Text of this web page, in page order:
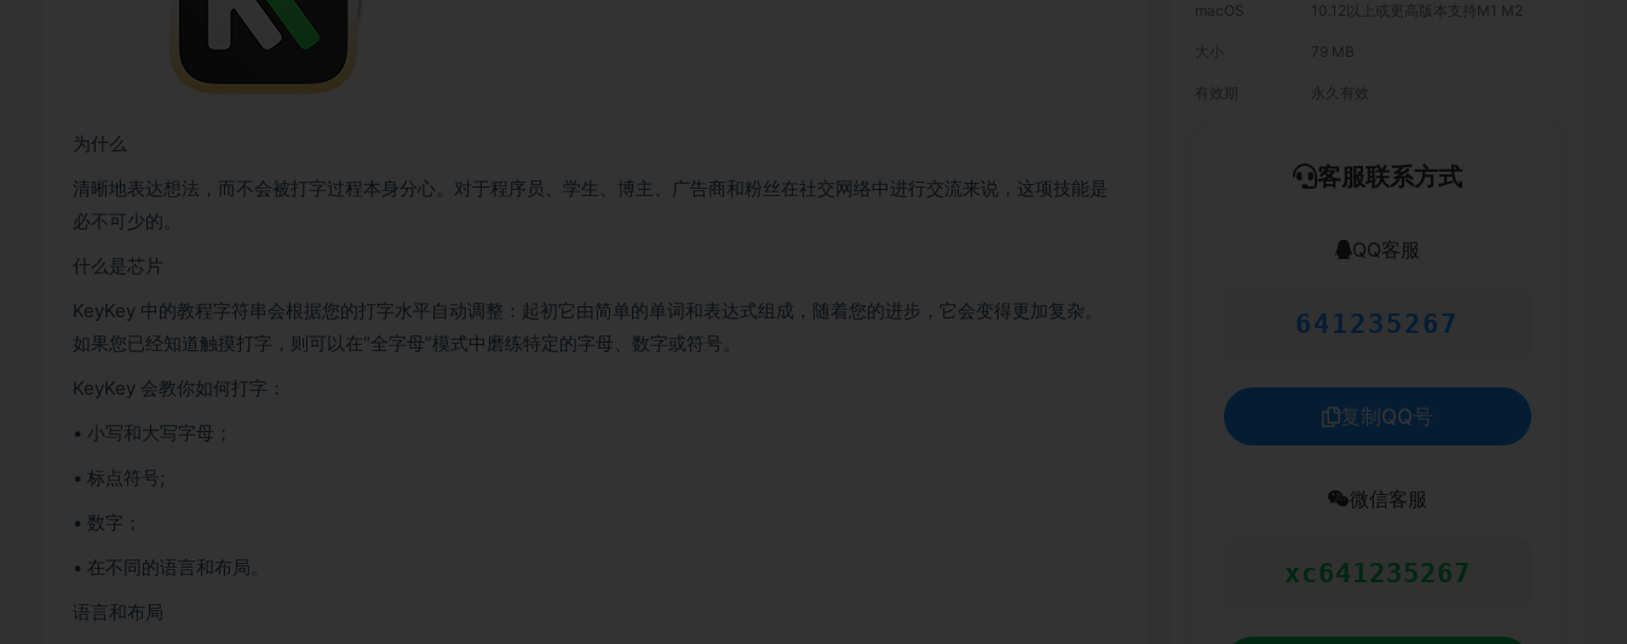
为什么
清晰地表达想法，而不会被打字过程本身分心。对于程序员、学生、博主、广告商和粉丝在社交网络中进行交流来说，这项技能是
必不可少的。
什么是芯片
KeyKey 中的教程字符串会根据您的打字水平自动调整：起初它由简单的单词和表达式组成，随着您的进步，它会变得更加复杂。
如果您已经知道触摸打字，则可以在“全字母”模式中磨练特定的字母、数字或符号。
KeyKey 会教你如何打字：
• 小写和大写字母；
• 标点符号;
• 数字；
• 在不同的语言和布局。
语言和布局
macOS 10.12以上或更高版本支持M1 M2
大小 79 MB
有效期 永久有效
客服联系方式
QQ客服
641235267
复制QQ号
微信客服
xc641235267